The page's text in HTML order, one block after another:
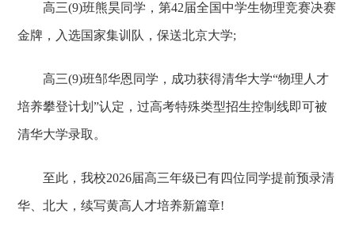
高三(9)班熊昊同学，第42届全国中学生物理竞赛决赛
金牌，入选国家集训队，保送北京大学;
高三(9)班邹华恩同学，成功获得清华大学“物理人才
培养攀登计划”认定，过高考特殊类型招生控制线即可被
清华大学录取。
至此，我校2026届高三年级已有四位同学提前预录清
华、北大，续写黄高人才培养新篇章!